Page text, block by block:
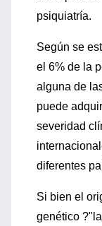
psiquiatría.
Según se
el 6% de la
alguna de
puede
severidad
diferentes
Si bien el
genético